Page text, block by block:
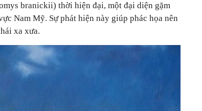
branickii) thời hiện đại, một đại diện gặm
Nam Mỹ. Sự phát hiện này giúp phác họa nên
xa xưa.